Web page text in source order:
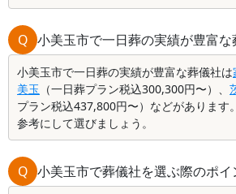
Q 小美玉市で一日葬の実績が豊富な
小美玉市で一日葬の実績が豊富な葬儀社は
美玉 （一日葬プラン税込300,300円〜）、
プラン税込437,800円〜）などがあります
参考にして選びましょう。
Q 小美玉市で葬儀社を選ぶ際のポイ